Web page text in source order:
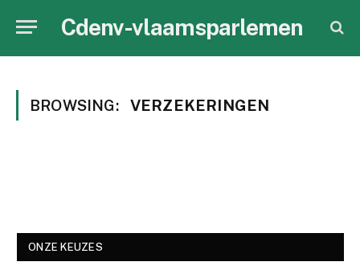
Cdenv-vlaamsparlemen
BROWSING: VERZEKERINGEN
ONZE KEUZES